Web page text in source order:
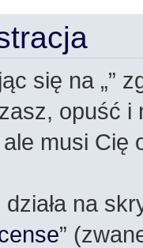
się na „”
opuść i
musi Cię
działa na
”